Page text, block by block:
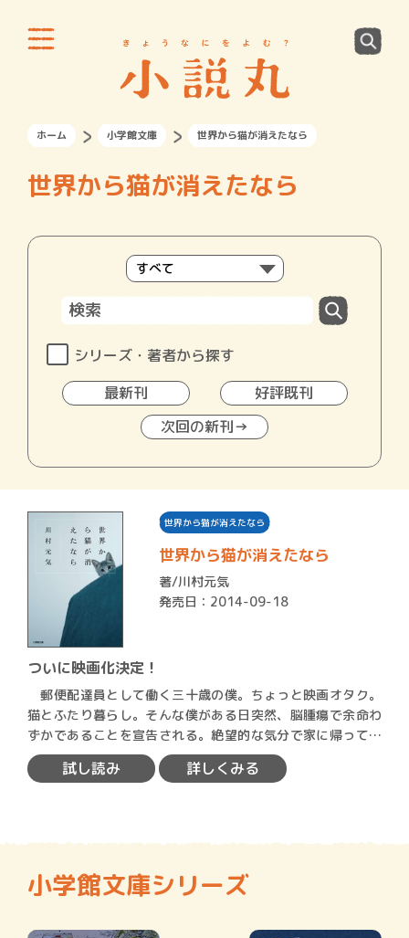
ホーム 小学館文庫 世界から猫が消えたなら
世界から猫が消えたなら
シリーズ・著者から探す
最新刊
好評既刊
次回の新刊→
世界から猫が消えたなら
世界から猫が消えたなら
著/川村元気
発売日：2014-09-18
ついに映画化決定！
郵便配達員として働く三十歳の僕。ちょっと映画オタク。
猫とふたり暮らし。そんな僕がある日突然、脳腫瘍で余命わ
ずかであることを宣告される。絶望的な気分で家に帰ってく
ると、自…
試し読み 詳しくみる
小学館文庫シリーズ